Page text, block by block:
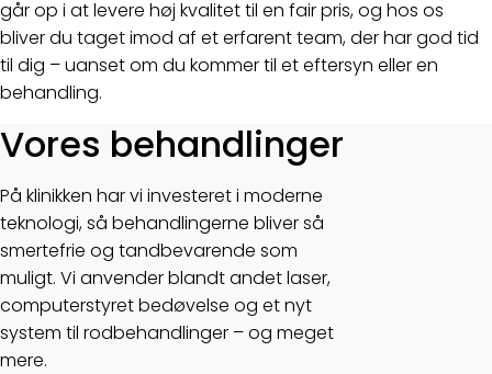
går op i at levere høj kvalitet til en fair pris, og hos os
bliver du taget imod af et erfarent team, der har god tid
til dig – uanset om du kommer til et eftersyn eller en
behandling.
Vores behandlinger
På klinikken har vi investeret i moderne
teknologi, så behandlingerne bliver så
smertefrie og tandbevarende som
muligt. Vi anvender blandt andet laser,
computerstyret bedøvelse og et nyt
system til rodbehandlinger – og meget
mere.